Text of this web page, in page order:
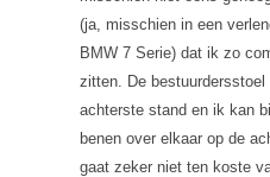
(ja, misschien in een
BMW 7 Serie) dat ik zo
zitten. De
achterste stand en ik kan
benen over elkaar op de
gaat zeker niet ten koste